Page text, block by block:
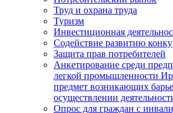
Труд и охрана труда
Туризм
Инвестиционная
Содействие развитию
Защита прав потребителей
Анкетирование среди
легкой промышленности
предмет возникающих
осуществлении
Опрос для граждан с